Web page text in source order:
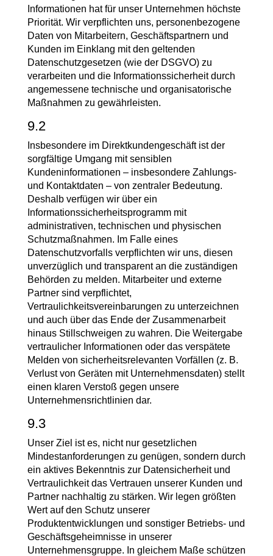
Informationen hat für unser Unternehmen höchste
Priorität. Wir verpflichten uns, personenbezogene
Daten von Mitarbeitern, Geschäftspartnern und
Kunden im Einklang mit den geltenden
Datenschutzgesetzen (wie der DSGVO) zu
verarbeiten und die Informationssicherheit durch
angemessene technische und organisatorische
Maßnahmen zu gewährleisten.
9.2
Insbesondere im Direktkundengeschäft ist der
sorgfältige Umgang mit sensiblen
Kundeninformationen – insbesondere Zahlungs-
und Kontaktdaten – von zentraler Bedeutung.
Deshalb verfügen wir über ein
Informationssicherheitsprogramm mit
administrativen, technischen und physischen
Schutzmaßnahmen. Im Falle eines
Datenschutzvorfalls verpflichten wir uns, diesen
unverzüglich und transparent an die zuständigen
Behörden zu melden. Mitarbeiter und externe
Partner sind verpflichtet,
Vertraulichkeitsvereinbarungen zu unterzeichnen
und auch über das Ende der Zusammenarbeit
hinaus Stillschweigen zu wahren. Die Weitergabe
vertraulicher Informationen oder das verspätete
Melden von sicherheitsrelevanten Vorfällen (z. B.
Verlust von Geräten mit Unternehmensdaten) stellt
einen klaren Verstoß gegen unsere
Unternehmensrichtlinien dar.
9.3
Unser Ziel ist es, nicht nur gesetzlichen
Mindestanforderungen zu genügen, sondern durch
ein aktives Bekenntnis zur Datensicherheit und
Vertraulichkeit das Vertrauen unserer Kunden und
Partner nachhaltig zu stärken. Wir legen größten
Wert auf den Schutz unserer
Produktentwicklungen und sonstiger Betriebs- und
Geschäftsgeheimnisse in unserer
Unternehmensgruppe. In gleichem Maße schützen